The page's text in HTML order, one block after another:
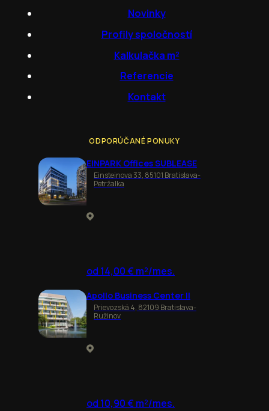
Novinky
Profily spoločností
Kalkulačka m²
Referencie
Kontakt
ODPORÚČANÉ PONUKY
EINPARK Offices SUBLEASE
Einsteinova 33, 85101 Bratislava-
Petržalka
od 14,00 € m²/mes.
Apollo Business Center II
Prievozská 4, 82109 Bratislava-
Ružinov
od 10,90 € m²/mes.